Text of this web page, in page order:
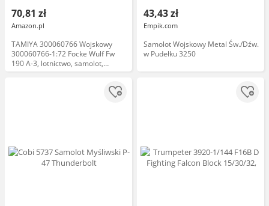
70,81 zł
Amazon.pl
TAMIYA 300060766 Wojskowy
300060766-1:72 Focke Wulf Fw
190 A-3, lotnictwo, samolot,
wierna replika, plastikowy zestaw
43,43 zł
Empik.com
Samolot Wojskowy Metal Św./Dźw.
w Pudełku 3250